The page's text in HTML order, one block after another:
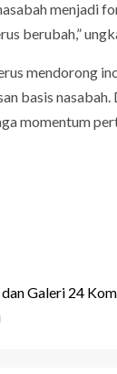
menjadi
berubah,”
mendorong
basis
momentum
Galeri 24